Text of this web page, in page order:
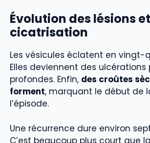
Évolution des lésions
cicatrisation
Les vésicules éclatent en vingt-
Elles deviennent des ulcérations
profondes. Enfin, des croûtes
forment, marquant le début de
l’épisode.
Une récurrence dure environ
C’est beaucoup plus court que